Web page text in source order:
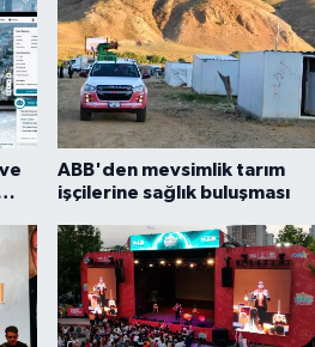
ABB'den mevsimlik tarım
işçilerine sağlık buluşması